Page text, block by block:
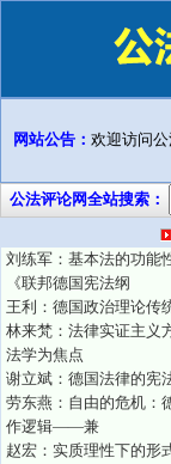
网站公告： 欢迎访问
公法评论网全站搜索：
刘练军：基本法的功
《联邦德国宪法纲
王利：德国政治理论传
林来梵：法律实证主
法学为焦点
谢立斌：德国法律的宪
劳东燕：自由的危机：
作逻辑——兼
赵宏：实质理性下的形